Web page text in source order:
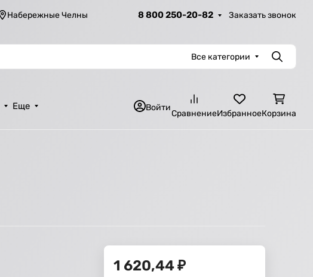
Набережные Челны 8 800 250-20-82 Заказать звонок
Все категории Поиск
Еще Войти
СравнениеИзбранноеКорзина
1 620,44₽